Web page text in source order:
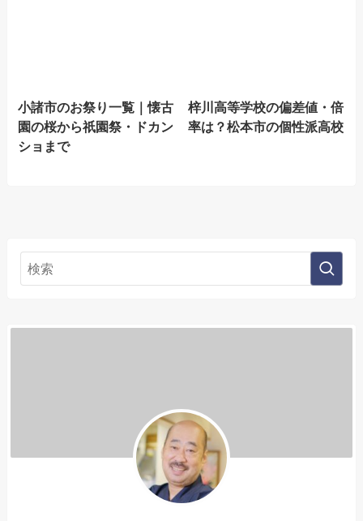
小諸市のお祭り一覧｜懐古
園の桜から祇園祭・ドカン
ショまで
梓川高等学校の偏差値・倍
率は？松本市の個性派高校